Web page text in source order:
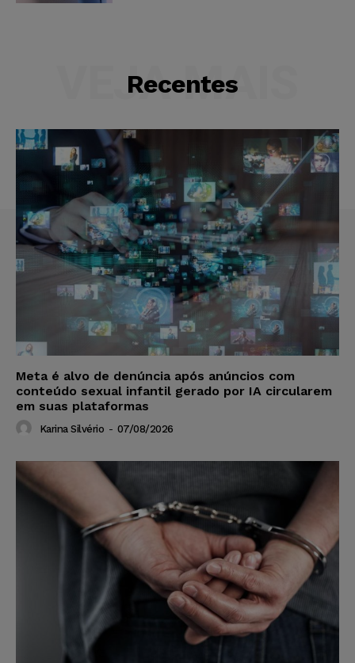
Recentes
VEJA MAIS
Meta é alvo de denúncia após anúncios com
conteúdo sexual infantil gerado por IA circularem
em suas plataformas
Karina Silvério - 07/08/2026